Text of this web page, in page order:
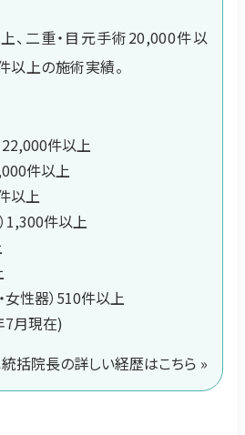
、二重・目元手術20,000件以
以上の施術実績。
件以上
件以上
以上
1,300件以上
女性器）510件以上
7月現在)
括院長の詳しい経歴はこちら »